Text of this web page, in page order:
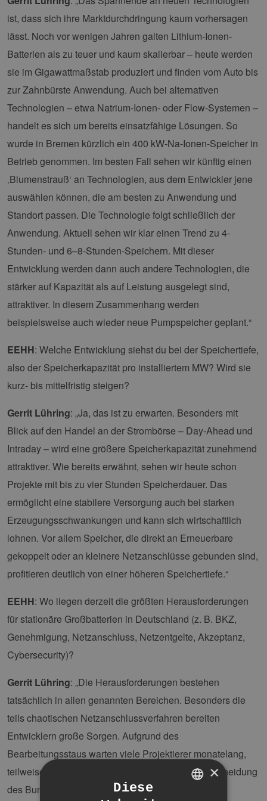
ist, dass sich ihre Marktdurchdringung kaum vorhersagen
lässt. Noch vor wenigen Jahren galten Lithium-Ionen-
Batterien als zu teuer und kaum skalierbar – heute werden
sie im Gigawattmaßstab produziert und finden vom Auto bis
zur Zahnbürste Anwendung. Auch bei alternativen
Technologien – etwa Natrium-Ionen- oder Flow-Systemen –
handelt es sich um bereits einsatzfähige Lösungen. So
wurde in Bremen kürzlich ein 400 kW-Na-Ionen-Speicher in
Betrieb genommen. Im besten Fall sehen wir künftig einen
‚Blumenstrauß‘ an Technologien, aus dem Entwickler jene
auswählen können, die am besten zu Anwendung und
Standort passen. Die Technologie folgt schließlich der
Anwendung. Aktuell sehen wir klar einen Trend zu 4-
Stunden- und 6–8-Stunden-Speichern. Mit dieser
Entwicklung werden dann auch andere Technologien, die
stärker auf Kapazität als auf Leistung ausgelegt sind,
attraktiver. In diesem Zusammenhang werden
beispielsweise auch wieder neue Pumpspeicher geplant.“
EEHH: Welche Entwicklung siehst du bei der Speichertiefe,
also der Speicherkapazität pro installiertem MW? Wird sie
kurz- bis mittelfristig steigen?
Gerrit Lühring: „Ja, das ist zu erwarten. Besonders mit
Blick auf den Handel an der Strombörse – Day-Ahead und
Intraday – wird eine größere Speicherkapazität zunehmend
attraktiver. Wie bereits erwähnt, sehen wir heute schon
Projekte mit bis zu vier Stunden Speicherdauer. Das
ermöglicht eine stabilere Versorgung auch bei starken
Erzeugungsschwankungen und kann sich wirtschaftlich
lohnen. Vor allem Speicher, die direkt an Erneuerbare
gekoppelt oder an kleinere Netzanschlüsse gebunden sind,
profitieren deutlich von einer höheren Speichertiefe.“
EEHH: Wo liegen derzeit die größten Herausforderungen
für stationäre Großbatterien in Deutschland (z. B. BKZ,
Genehmigung, Netzanschluss, Netzentgelte, Akzeptanz,
Cybersecurity)?
Gerrit Lühring: „Die Herausforderungen bestehen
tatsächlich in allen genannten Bereichen. Besonders die
teils chaotischen Netzanschlussverfahren bereiten
Entwicklern große Sorgen. Aufgrund des
Bearbeitungsstaus warten viele Projektierer monatelang,
teilweise jahrelang, auf Rückmeldungen. Die Entscheidung
des Bundesgerichtshofs (BGH) zu den
×
Diese